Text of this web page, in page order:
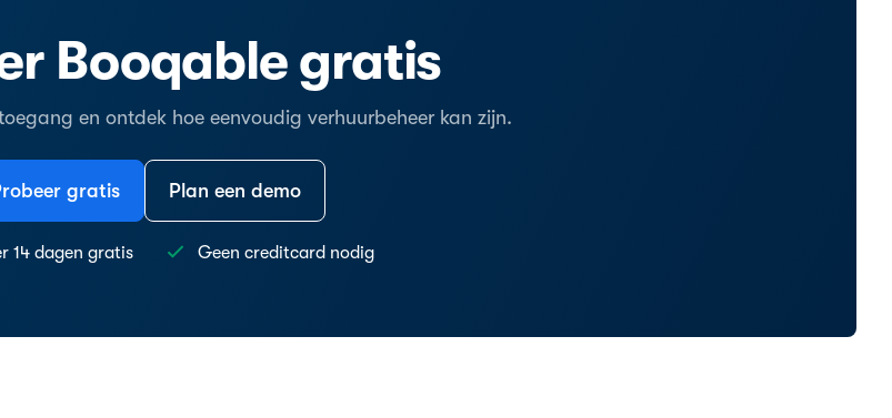
Booqable gratis
en ontdek hoe eenvoudig verhuurbeheer kan zijn.
gratis Plan een demo
14 dagen gratis Geen creditcard nodig